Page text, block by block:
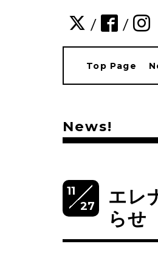
/ /
Top Page
News!
11
27
エレ
らせ